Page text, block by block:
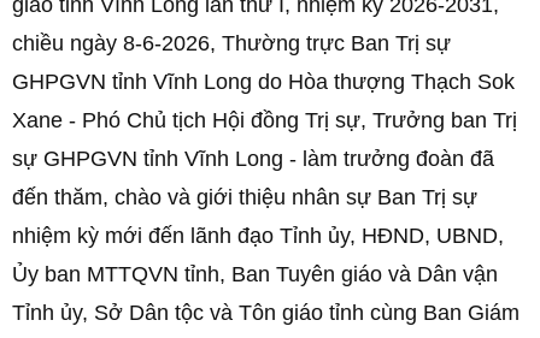
giáo tỉnh Vĩnh Long lần thứ I, nhiệm kỳ 2026-2031,
chiều ngày 8-6-2026, Thường trực Ban Trị sự
GHPGVN tỉnh Vĩnh Long do Hòa thượng Thạch Sok
Xane - Phó Chủ tịch Hội đồng Trị sự, Trưởng ban Trị
sự GHPGVN tỉnh Vĩnh Long - làm trưởng đoàn đã
đến thăm, chào và giới thiệu nhân sự Ban Trị sự
nhiệm kỳ mới đến lãnh đạo Tỉnh ủy, HĐND, UBND,
Ủy ban MTTQVN tỉnh, Ban Tuyên giáo và Dân vận
Tỉnh ủy, Sở Dân tộc và Tôn giáo tỉnh cùng Ban Giám